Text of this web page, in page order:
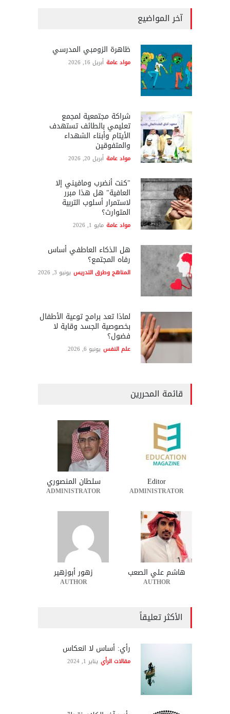
آخر المواضيع
ظاهرة الزومبي المدرسي
مواد عامة أبريل 16, 2026
شراكة مجتمعية لمجمع
تعليمي بالطائف تستهدف
الأيتام وأبناء الشهداء
والمتفوقين
مواد عامة أبريل 20, 2026
"كنت أنضرب ومافيني إلا
العافية" هل هذا مبرر
لاستمرار أسلوب التربية
المتوارث؟
مواد عامة مايو 1, 2026
هل الذكاء العاطفي أساس
رفاه المجتمع؟
المناهج وطرق التدريس يونيو 3, 2026
لماذا تعد برامج توعية الأطفال
بخصوصية الجسد وقاية لا
فضول؟
علم النفس يونيو 6, 2026
قائمة المحررين
Editor
ADMINISTRATOR
سلطان المنصوري
ADMINISTRATOR
هاشم علي الصعب
AUTHOR
زهور أبوزهير
AUTHOR
الأكثر تعليقاً
رأي: أساس لا انعكاس
مقالات الرأي يناير 1, 2024